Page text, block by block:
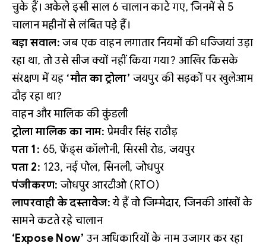
चुके हैं। अकेले इसी साल 6 चालान काटे गए, जिनमें से 5
चालान महीनों से लंबित पड़े हैं।
बड़ा सवाल:जब एक वाहन लगातार नियमों की धज्जियां उड़ा
रहा था, तो उसे सीज क्यों नहीं किया गया? आखिर किसके
संरक्षण में यह‘मौत का ट्रोला’ जयपुर की सड़कों पर खुलेआम
दौड़ रहा था?
वाहन और मालिक की कुंडली
ट्रोला मालिक का नाम: प्रेमवीर सिंह राठौड़
पता 1: 65, फ्रेंड्स कॉलोनी, सिरसी रोड, जयपुर
पता 2: 123, नई पोल, सिनली, जोधपुर
पंजीकरण:जोधपुर आरटीओ (RTO)
लापरवाही के दस्तावेज:ये हैं वो जिम्मेदार, जिनकी आंखों के
सामने कटते रहे चालान
‘Expose Now’ उन अधिकारियों के नाम उजागर कर रहा